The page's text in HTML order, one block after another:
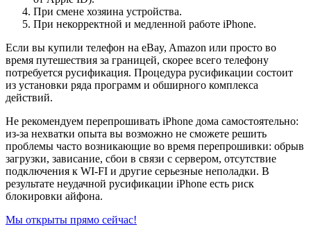
При смене хозяина устройства.
При некорректной и медленной работе iPhone.
Если вы купили телефон на eBay, Amazon или просто во
время путешествия за границей, скорее всего телефону
потребуется русификация. Процедура русификации состоит
из установки ряда программ и обширного комплекса
действий.
Не рекомендуем перепрошивать iPhone дома самостоятельно:
из-за нехватки опыта вы возможно не сможете решить
проблемы часто возникающие во время перепрошивки: обрыв
загрузки, зависание, сбои в связи с сервером, отсутствие
подключения к WI-FI и другие серьезные неполадки. В
результате неудачной русификации iPhone есть риск
блокировки айфона.
Мы открыты прямо сейчас!